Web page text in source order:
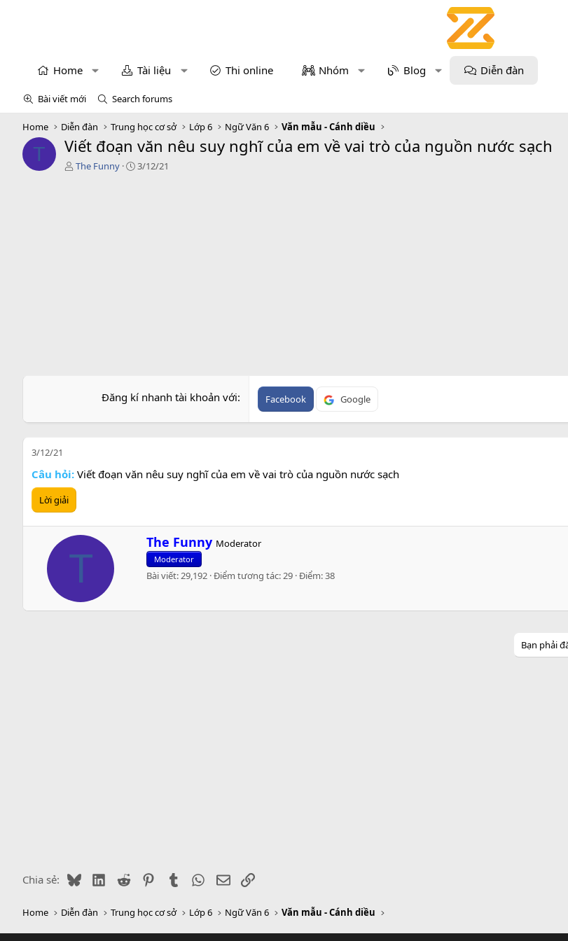
Home Tài liệu Thi online Nhóm Blog Diễn đàn
Bài viết mới Search forums
Home Diễn đàn Trung học cơ sở Lớp 6 Ngữ Văn 6 Văn mẫu - Cánh diều
T Viết đoạn văn nêu suy nghĩ của em về vai trò của nguồn nước sạch
T
The Funny
C
3/12/21
Đăng kí nhanh tài khoản với Facebook Google
3/12/21
Câu hỏi: Viết đoạn văn nêu suy nghĩ của em về vai trò của nguồn nước sạch
Lời giải
T
W
r
i
t
n
The Funny Moderator
Moderator
Bài viết 29,192 Điểm tương tác 29 Điểm 38
Bạn phải
Chia sẻ: BlueskyLinkedIn
Reddit PinterestTumblr WhatsApp
EmailLink
Home Diễn đàn Trung học cơ sở Lớp 6 Ngữ Văn 6 Văn mẫu - Cánh diều